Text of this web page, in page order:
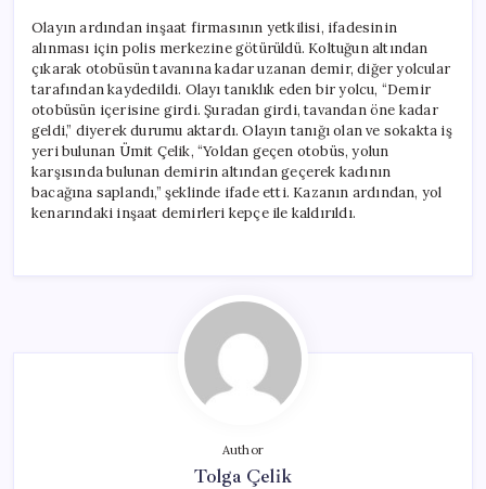
Olayın ardından inşaat firmasının yetkilisi, ifadesinin
alınması için polis merkezine götürüldü. Koltuğun altından
çıkarak otobüsün tavanına kadar uzanan demir, diğer yolcular
tarafından kaydedildi. Olayı tanıklık eden bir yolcu, “Demir
otobüsün içerisine girdi. Şuradan girdi, tavandan öne kadar
geldi,” diyerek durumu aktardı. Olayın tanığı olan ve sokakta iş
yeri bulunan Ümit Çelik, “Yoldan geçen otobüs, yolun
karşısında bulunan demirin altından geçerek kadının
bacağına saplandı,” şeklinde ifade etti. Kazanın ardından, yol
kenarındaki inşaat demirleri kepçe ile kaldırıldı.
Author
Tolga Çelik